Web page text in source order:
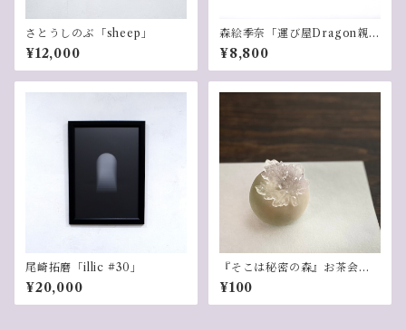
さとうしのぶ「sheep」
¥12,000
森絵季奈「運び屋Dragon親
子」
¥8,800
尾崎拓磨「illic #30」
¥20,000
『そこは秘密の森』お茶会
①水之会
¥100